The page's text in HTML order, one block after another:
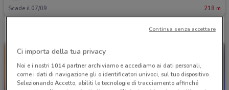
Scade il 07/09 218 m
Ci importa della tua privacy
Noi e i nostri 1014partner archiviamo e accediamo ai dati personali,
come i dati di navigazione gli o identificatori univoci, sul tuo dispositivo.
Selezionando Accetto, abiliti le tecnologie di tracciamento affinché
Continua senza accettare